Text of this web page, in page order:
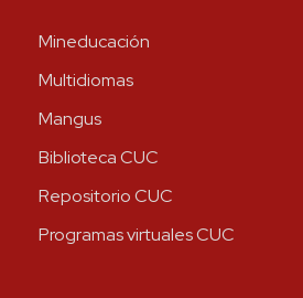
Mineducación
Multidiomas
Mangus
Biblioteca CUC
Repositorio CUC
Programas virtuales CUC